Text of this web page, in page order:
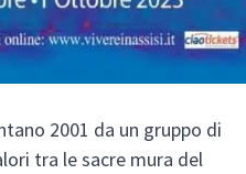
2001 da un gruppo di
tra le sacre mura del